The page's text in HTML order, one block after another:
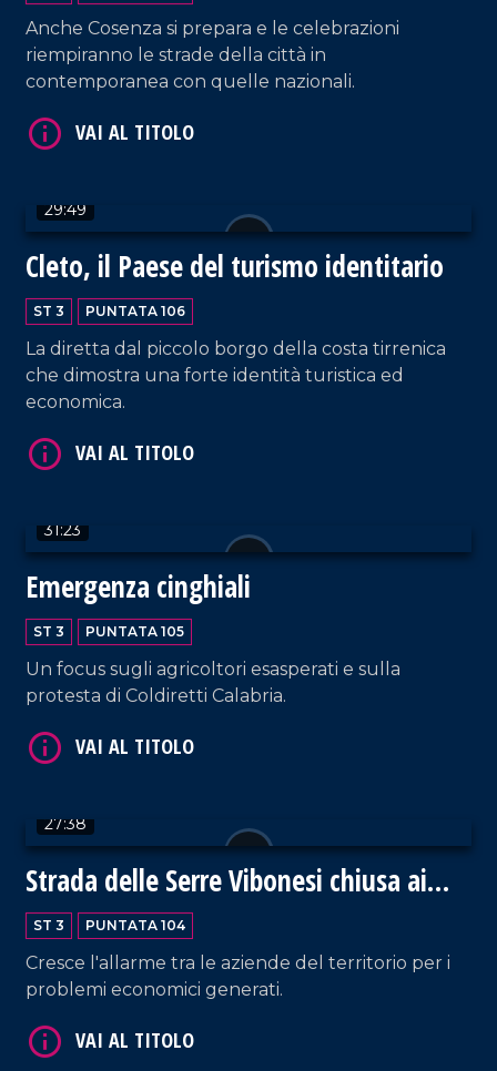
Anche Cosenza si prepara e le celebrazioni
riempiranno le strade della città in
contemporanea con quelle nazionali.
29:49
Cleto, il Paese del turismo identitario
ST 3 PUNTATA 106
La diretta dal piccolo borgo della costa tirrenica
che dimostra una forte identità turistica ed
economica.
31:23
Emergenza cinghiali
ST 3 PUNTATA 105
Un focus sugli agricoltori esasperati e sulla
protesta di Coldiretti Calabria.
27:38
Strada delle Serre Vibonesi chiusa ai
mezzi pesanti
ST 3 PUNTATA 104
Cresce l'allarme tra le aziende del territorio per i
problemi economici generati.
VAI AL TITOLO
VAI AL TITOLO
VAI AL TITOLO
VAI AL TITOLO
VAI AL TITOLO